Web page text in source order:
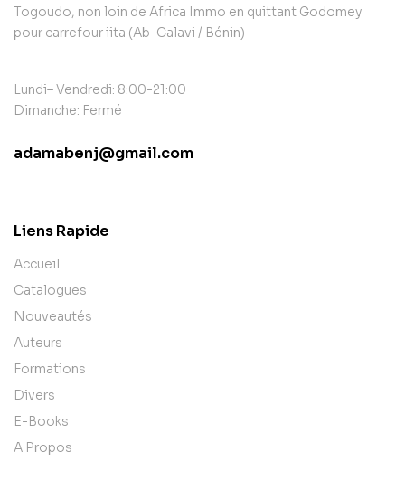
Togoudo, non loin de Africa Immo en quittant Godomey
pour carrefour iita (Ab-Calavi / Bénin)
Lundi– Vendredi: 8:00-21:00
Dimanche: Fermé
adamabenj@gmail.com
Liens Rapide
Accueil
Catalogues
Nouveautés
Auteurs
Formations
Divers
E-Books
A Propos